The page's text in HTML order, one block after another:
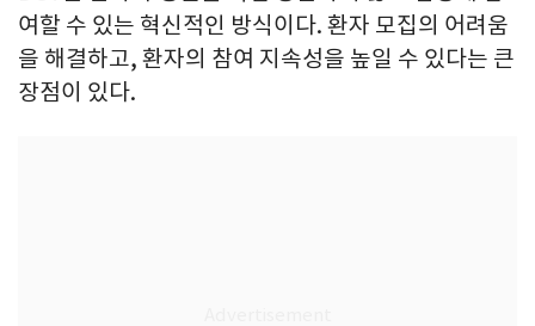
여할 수 있는 혁신적인 방식이다. 환자 모집의 어려움
을 해결하고, 환자의 참여 지속성을 높일 수 있다는 큰
장점이 있다.